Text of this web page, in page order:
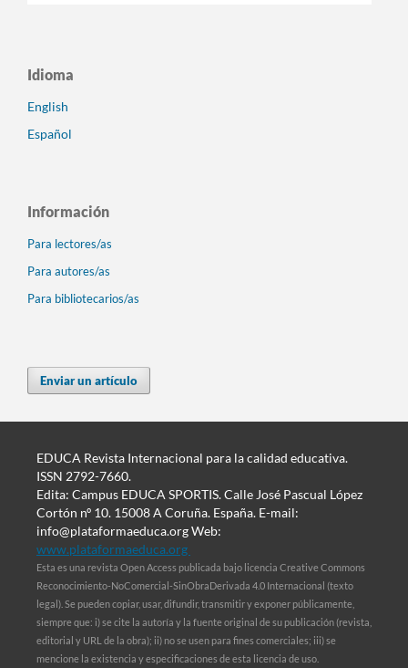
Idioma
English
Español
Información
Para lectores/as
Para autores/as
Para bibliotecarios/as
Enviar un artículo
EDUCA Revista Internacional para la calidad educativa.
ISSN 2792-7660.
Edita: Campus EDUCA SPORTIS. Calle José Pascual López
Cortón nº 10. 15008 A Coruña. España. E-mail:
info@plataformaeduca.org Web:
www.plataformaeduca.org
Esta es una revista Open Access publicada bajo licencia Creative Commons
Reconocimiento-NoComercial-SinObraDerivada 4.0 Internacional (texto
legal). Se pueden copiar, usar, difundir, transmitir y exponer públicamente,
siempre que: i) se cite la autoría y la fuente original de su publicación (revista,
editorial y URL de la obra); ii) no se usen para fines comerciales; iii) se
mencione la existencia y especificaciones de esta licencia de uso.